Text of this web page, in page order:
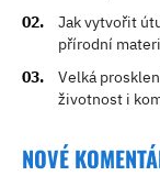
Jak vytvořit
přírodní
Velká
životnost i
NOVÉ